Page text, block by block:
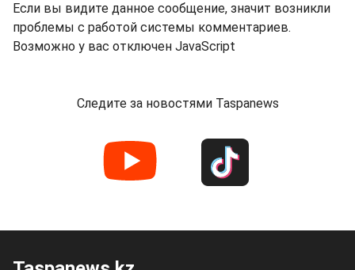
Если вы видите данное сообщение, значит возникли
проблемы с работой системы комментариев.
Возможно у вас отключен JavaScript
Следите за новостями Taspanews